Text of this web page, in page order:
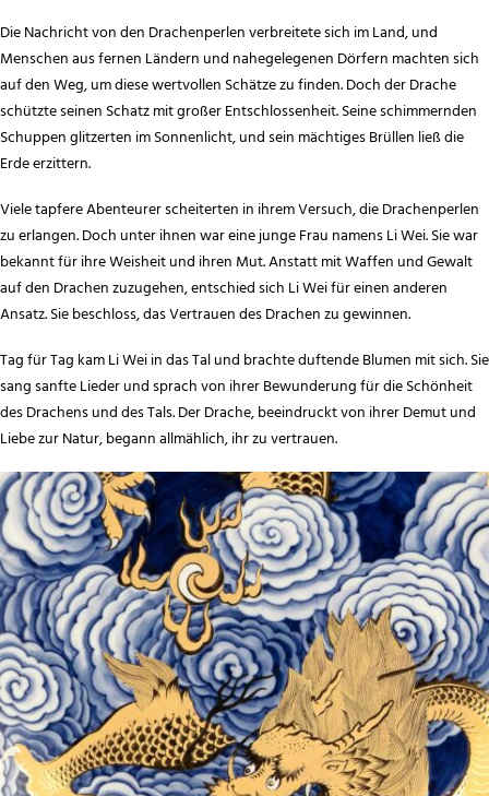
Die Nachricht von den Drachenperlen verbreitete sich im Land, und
Menschen aus fernen Ländern und nahegelegenen Dörfern machten sich
auf den Weg, um diese wertvollen Schätze zu finden. Doch der Drache
schützte seinen Schatz mit großer Entschlossenheit. Seine schimmernden
Schuppen glitzerten im Sonnenlicht, und sein mächtiges Brüllen ließ die
Erde erzittern.
Viele tapfere Abenteurer scheiterten in ihrem Versuch, die Drachenperlen
zu erlangen. Doch unter ihnen war eine junge Frau namens Li Wei. Sie war
bekannt für ihre Weisheit und ihren Mut. Anstatt mit Waffen und Gewalt
auf den Drachen zuzugehen, entschied sich Li Wei für einen anderen
Ansatz. Sie beschloss, das Vertrauen des Drachen zu gewinnen.
Tag für Tag kam Li Wei in das Tal und brachte duftende Blumen mit sich. Sie
sang sanfte Lieder und sprach von ihrer Bewunderung für die Schönheit
des Drachens und des Tals. Der Drache, beeindruckt von ihrer Demut und
Liebe zur Natur, begann allmählich, ihr zu vertrauen.